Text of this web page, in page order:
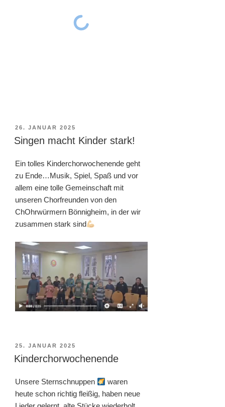
VERÖFFENTLICHT
AM
26. JANUAR 2025
Singen macht Kinder stark!
Ein tolles Kinderchorwochenende geht
zu Ende…Musik, Spiel, Spaß und vor
allem eine tolle Gemeinschaft mit
unseren Chorfreunden von den
ChOhrwürmern Bönnigheim, in der wir
zusammen stark sind
VERÖFFENTLICHT
AM
25. JANUAR 2025
Kinderchorwochenende
Unsere Sternschnuppen
waren
heute schon richtig fleißig, haben neue